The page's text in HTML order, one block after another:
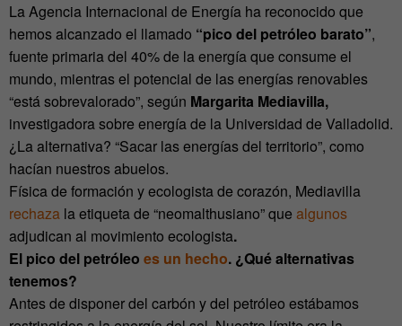
La Agencia Internacional de Energía ha reconocido que
hemos alcanzado el llamado “pico del petróleo barato”,
fuente primaria del 40% de la energía que consume el
mundo, mientras el potencial de las energías renovables
“está sobrevalorado”, según Margarita Mediavilla,
investigadora sobre energía de la Universidad de Valladolid.
¿La alternativa? “Sacar las energías del territorio”, como
hacían nuestros abuelos.
Física de formación y ecologista de corazón, Mediavilla
rechaza la etiqueta de “neomalthusiano” que algunos
adjudican al movimiento ecologista.
El pico del petróleo es un hecho. ¿Qué alternativas
tenemos?
Antes de disponer del carbón y del petróleo estábamos